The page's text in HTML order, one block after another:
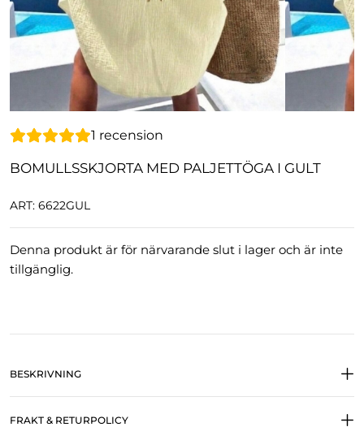
1 recension
BOMULLSSKJORTA MED PALJETTÖGA I GULT
ART: 6622GUL
Denna produkt är för närvarande slut i lager och är inte
tillgänglig.
BESKRIVNING
FRAKT & RETURPOLICY